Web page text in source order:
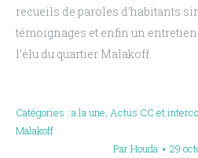
recueils de paroles d’habitants
témoignages et enfin un
l’élu du quartier Malakoff.
Catégories : a la une, Actus CC et
Malakoff
ParHouda 29